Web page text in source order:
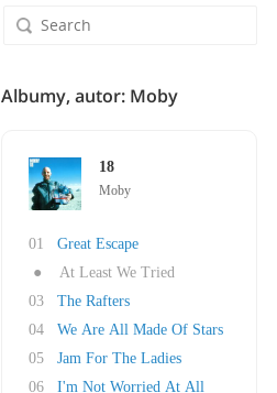
Albumy, autor: Moby
18
Moby
01
Great Escape
●
At Least We Tried
03
The Rafters
04
We Are All Made Of Stars
05
Jam For The Ladies
06
I'm Not Worried At All